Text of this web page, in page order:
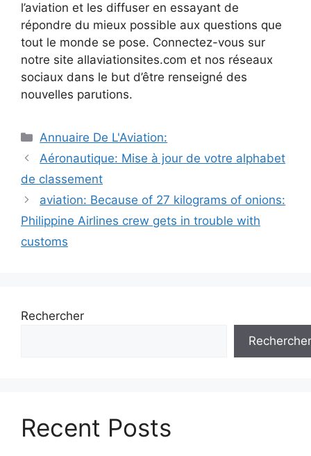
l’aviation et les diffuser en essayant de
répondre du mieux possible aux questions que
tout le monde se pose. Connectez-vous sur
notre site allaviationsites.com et nos réseaux
sociaux dans le but d’être renseigné des
nouvelles parutions.
Catégories
Annuaire De L'Aviation:
Navigation
des
Aéronautique: Mise à jour de votre alphabet
de classement
aviation: Because of 27 kilograms of onions:
Philippine Airlines crew gets in trouble with
customs
Rechercher
Rechercher
Recent Posts